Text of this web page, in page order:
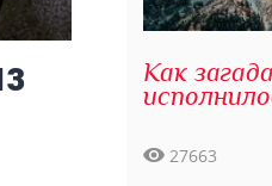
Как
27663